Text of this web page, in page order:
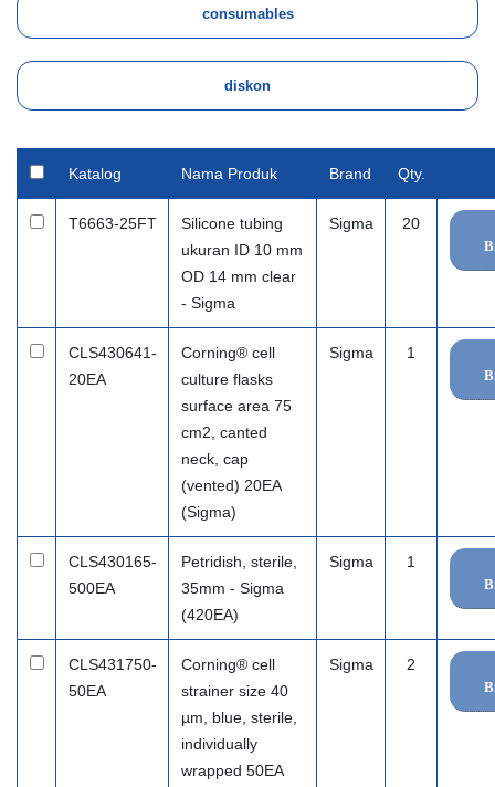
Katalog Nama Produk Brand Qty.
T6663-25FT
Silicone tubing
ukuran ID 10 mm
OD 14 mm clear
- Sigma
Sigma 20
CLS430641-
20EA
Corning® cell
culture flasks
surface area 75
cm2, canted
neck, cap
(vented) 20EA
(Sigma)
Sigma 1
CLS430165-
500EA
Petridish, sterile,
35mm - Sigma
(420EA)
Sigma 1
CLS431750-
50EA
Corning® cell
strainer size 40
µm, blue, sterile,
individually
wrapped 50EA
Sigma 2